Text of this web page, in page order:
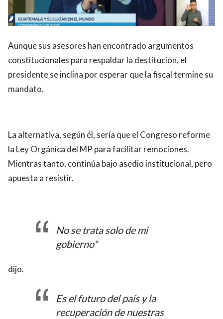
Aunque sus asesores han encontrado argumentos
constitucionales para respaldar la destitución, el
presidente se inclina por esperar que la fiscal termine su
mandato.
La alternativa, según él, sería que el Congreso reforme
la Ley Orgánica del MP para facilitar remociones.
Mientras tanto, continúa bajo asedio institucional, pero
apuesta a resistir.
No se trata solo de mi
gobierno"
dijo.
Es el futuro del país y la
recuperación de nuestras